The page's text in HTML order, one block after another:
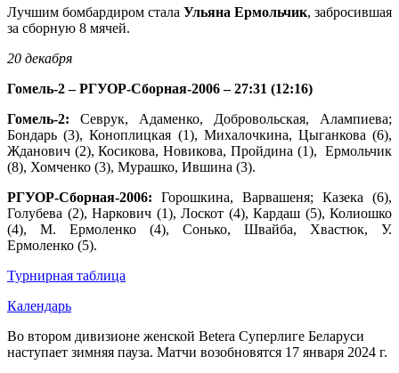
Лучшим бомбардиром стала Ульяна Ермольчик, забросившая
за сборную 8 мячей.
20 декабря
Гомель-2 – РГУОР-Сборная-2006 – 27:31 (12:16)
Гомель-2: Севрук, Адаменко, Добровольская, Алампиева;
Бондарь (3), Коноплицкая (1), Михалочкина, Цыганкова (6),
Жданович (2), Косикова, Новикова, Пройдина (1), Ермольчик
(8), Хомченко (3), Мурашко, Ившина (3).
РГУОР-Сборная-2006: Горошкина, Варвашеня; Казека (6),
Голубева (2), Наркович (1), Лоскот (4), Кардаш (5), Колиошко
(4), М. Ермоленко (4), Сонько, Швайба, Хвастюк, У.
Ермоленко (5).
Турнирная таблица
Календарь
Во втором дивизионе женской Betera Суперлиге Беларуси
наступает зимняя пауза. Матчи возобновятся 17 января 2024 г.